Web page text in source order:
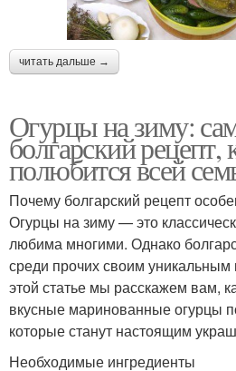
читать дальше →
Огурцы на зиму:
болгарский рецепт,
полюбится всей
Почему болгарский рецепт
Огурцы на зиму — это
любима многими. Однако
среди прочих своим
этой статье мы расскажем вам,
вкусные маринованные огурцы
которые станут настоящим
Необходимые ингредиенты